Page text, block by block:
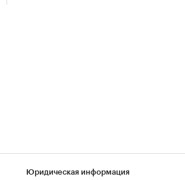
Юридическая информация